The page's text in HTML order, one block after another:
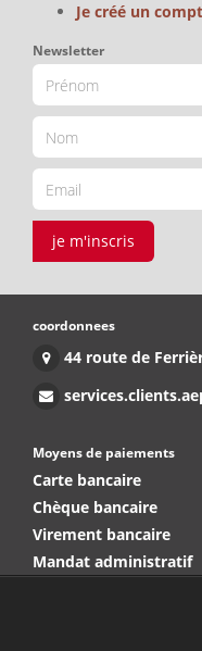
Je créé un
Newsletter
je m'inscris
coordonnees
44 route de
Moyens de paiements
Carte bancaire
Chèque bancaire
Virement bancaire
Mandat administratif